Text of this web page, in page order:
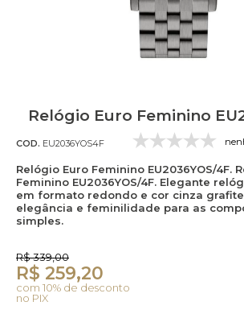
Relógio Euro Feminino
COD. EU2036YOS4F
Relógio Euro Feminino EU2036YOS/4F.
Feminino EU2036YOS/4F. Elegante
em formato redondo e cor cinza
elegância e feminilidade para as
simples.
R$ 339,00
R$ 259,20
com 10% de desconto
no PIX